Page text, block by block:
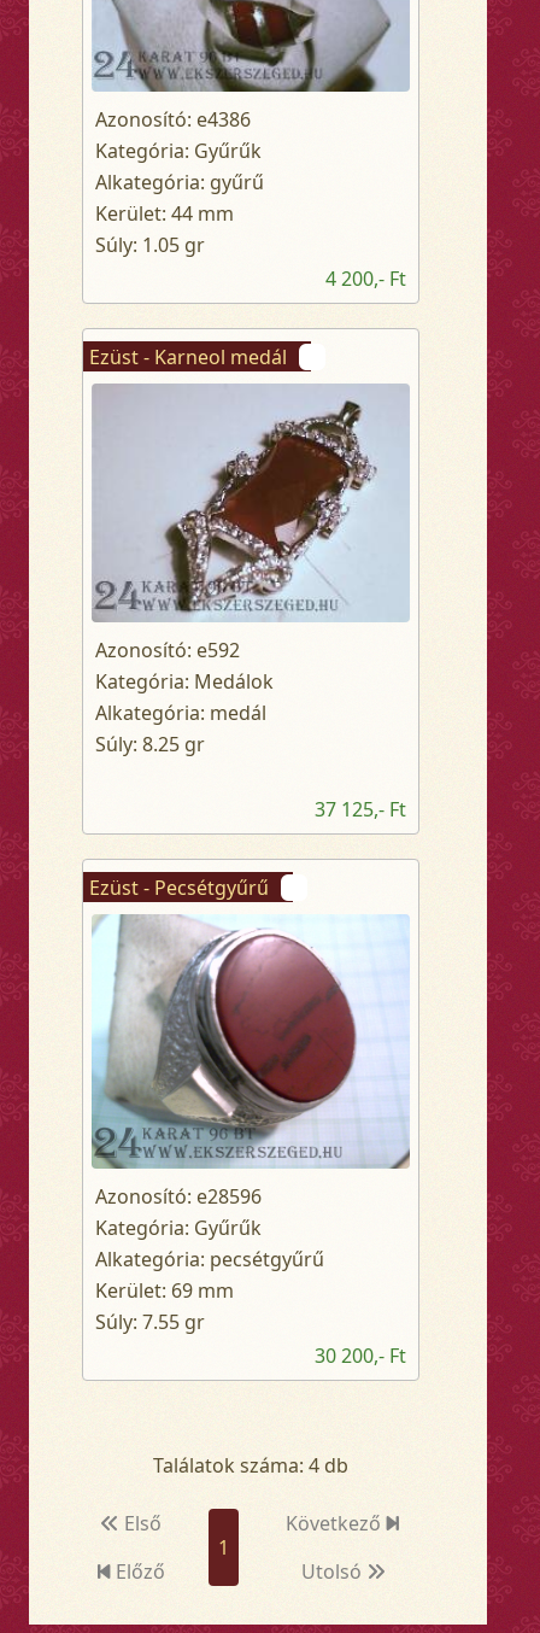
Azonosító: e4386
Kategória: Gyűrűk
Alkategória: gyűrű
Kerület: 44 mm
Súly: 1.05 gr
4 200,- Ft
Ezüst - Karneol medál
Azonosító: e592
Kategória: Medálok
Alkategória: medál
Súly: 8.25 gr
37 125,- Ft
Ezüst - Pecsétgyűrű
Azonosító: e28596
Kategória: Gyűrűk
Alkategória: pecsétgyűrű
Kerület: 69 mm
Súly: 7.55 gr
30 200,- Ft
Találatok száma: 4 db
Első
Előző
1
Következő
Utolsó